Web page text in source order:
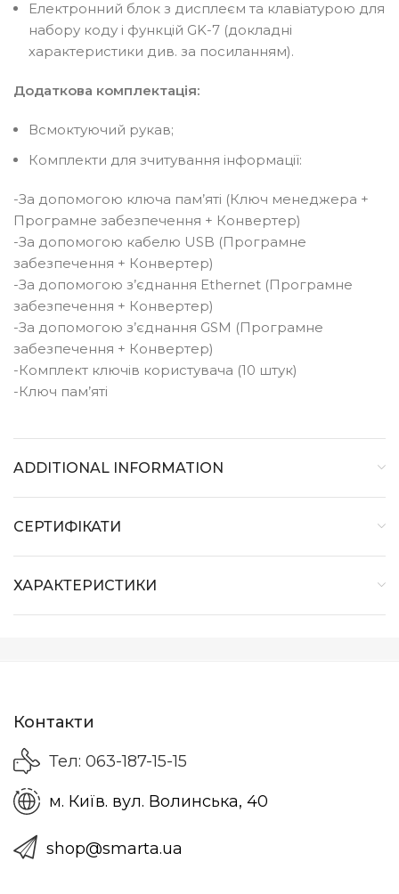
Електронний блок з дисплеєм та клавіатурою для
набору коду і функцій GK-7 (докладні
характеристики див. за посиланням).
Додаткова комплектація:
Всмоктуючий рукав;
Комплекти для зчитування інформації:
-За допомогою ключа пам’яті (Ключ менеджера +
Програмне забезпечення + Конвертер)
-За допомогою кабелю USB (Програмне
забезпечення + Конвертер)
-За допомогою з’єднання Ethernet (Програмне
забезпечення + Конвертер)
-За допомогою з’єднання GSM (Програмне
забезпечення + Конвертер)
-Комплект ключів користувача (10 штук)
-Ключ пам’яті
ADDITIONAL INFORMATION
СЕРТИФІКАТИ
ХАРАКТЕРИСТИКИ
Контакти
Тел: 063-187-15-15
м. Київ. вул. Волинська, 40
shop@smarta.ua